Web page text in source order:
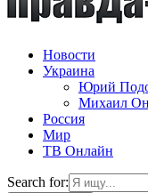
Новости
Украина
Юрий
Михаил
Россия
Мир
ТВ Онлайн
Search for: